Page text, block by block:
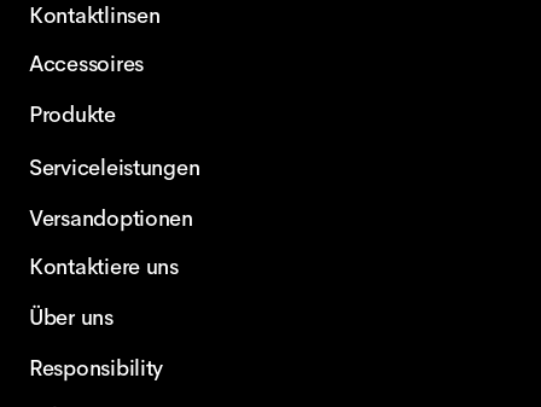
Kontaktlinsen
Accessoires
Produkte
Serviceleistungen
Versandoptionen
Kontaktiere uns
Über uns
Responsibility